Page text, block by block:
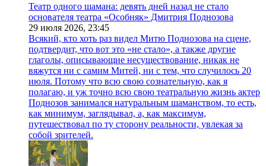
Театр одного шамана: девять дней назад не стало
основателя театра «Особняк» Дмитрия Поднозова
29 июля 2026, 23:45
Всякий, кто хоть раз видел Митю Поднозова на сцене,
подтвердит, что вот это «не стало», а также другие
глаголы, описывающие несуществование, никак не
вяжутся ни с самим Митей, ни с тем, что случилось 20
июля. Потому что всю свою сознательную, как я
полагаю, и уж точно всю свою театральную жизнь актер
Поднозов занимался натуральным шаманством, то есть,
как минимум, заглядывал, а, как максимум,
путешествовал по ту сторону реальности, увлекая за
собой зрителей.